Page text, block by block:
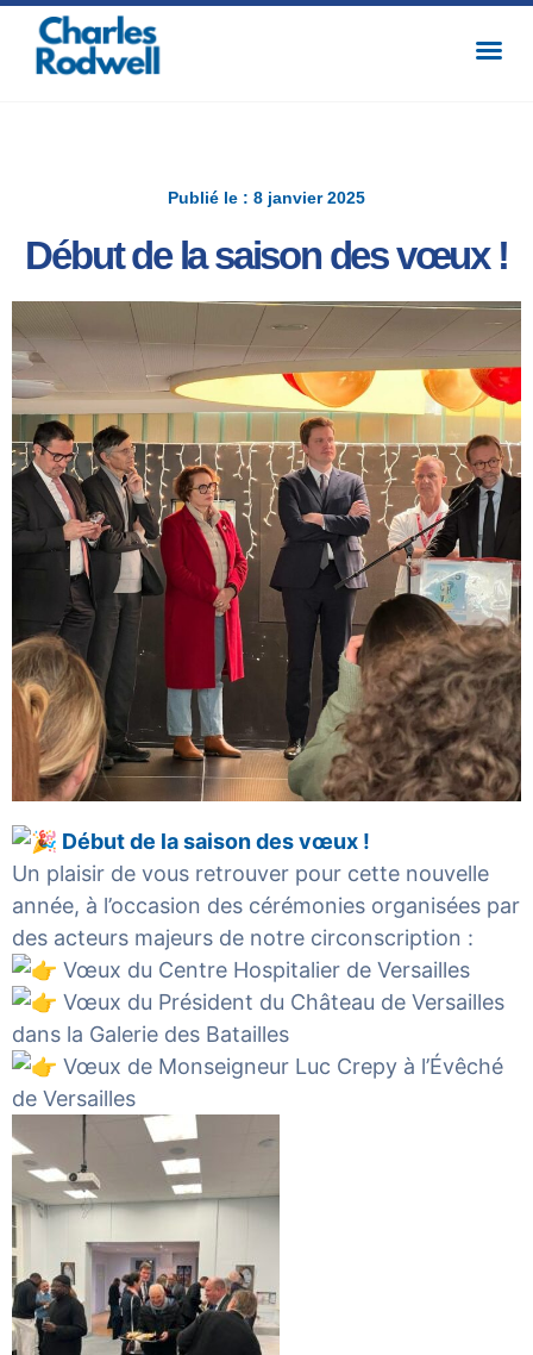
Publié le : 8 janvier 2025
Début de la saison des vœux !
Début de la saison des vœux !
Un plaisir de vous retrouver pour cette nouvelle
année, à l’occasion des cérémonies organisées par
des acteurs majeurs de notre circonscription :
Vœux du Centre Hospitalier de Versailles
Vœux du Président du Château de Versailles
dans la Galerie des Batailles
Vœux de Monseigneur Luc Crepy à l’Évêché
de Versailles